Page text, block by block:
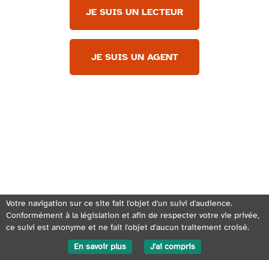
JE SUIS UN LECTEUR
JE SUIS UN AGENT
Votre navigation sur ce site fait l'objet d'un suivi d'audience.
Conformément à la législation et afin de respecter votre vie privée,
ce suivi est anonyme et ne fait l'objet d'aucun traitement croisé.
En savoir plus
J'ai compris